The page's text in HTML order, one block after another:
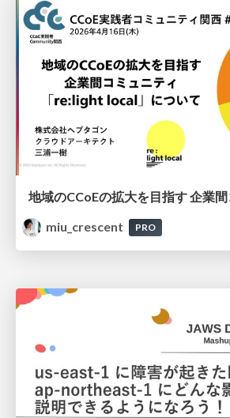
miu_crescent
PRO